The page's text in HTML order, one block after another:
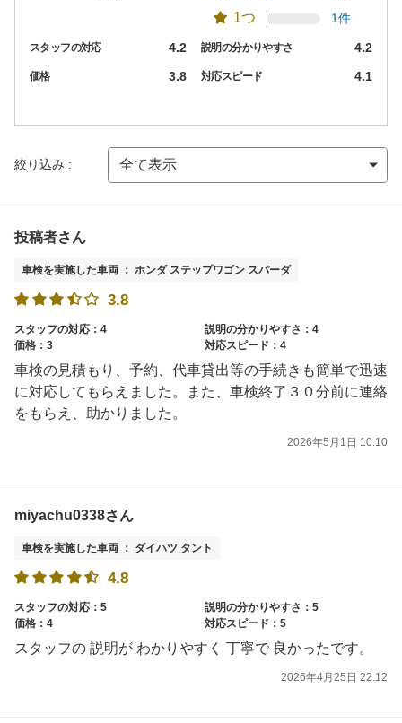
1つ 1件
スタッフの対応 4.2 説明の分かりやすさ 4.2
価格 3.8 対応スピード 4.1
絞り込み :
投稿者さん
車検を実施した車両 ： ホンダ ステップワゴン スパーダ
3.8
スタッフの対応：4
説明の分かりやすさ：4
価格：3
対応スピード：4
車検の見積もり、予約、代車貸出等の手続きも簡単で迅速
に対応してもらえました。また、車検終了３０分前に連絡
をもらえ、助かりました。
2026年5月1日 10:10
miyachu0338さん
車検を実施した車両 ： ダイハツ タント
4.8
スタッフの対応：5
説明の分かりやすさ：5
価格：4
対応スピード：5
スタッフの 説明が わかりやすく 丁寧で 良かったです。
2026年4月25日 22:12